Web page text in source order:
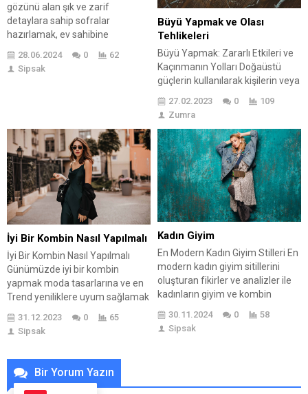
gözünü alan şık ve zarif
detaylara sahip sofralar
hazırlamak, ev sahibine
kazandırır. Hazırlanan
ikramlıkların lezzeti kadar
önemin göstergesidir. Yemek
takımları, kaşık çatal dizilimi,
peçete seçimi ve sofrayı
şekillendiren yağdanlıklar dahi...
28.06.2024 0
62
Sipsak
Büyü Yapmak ve Olası
Tehlikeleri
Büyü Yapmak: Zararlı Etkileri ve
Kaçınmanın Yolları Doğaüstü
güçlerin kullanılarak kişilerin veya
yapılan bir ritüeldir. Genellikle söz,
obje veya sembol kullanılarak
yapılıyor. Büyü yapmak çeşitli
amaçlar için kullanılıyor. Örnek
verecek olursak kişileri kontrol
etmek, hastalıkları iyileştirmek,
şansı arttırmak veya zarar
vermek gibi durumlar. Genellikle
belirli bir inanç...
27.02.2023 0
109
Zumra
İyi Bir Kombin Nasıl Yapılmalı
İyi Bir Kombin Nasıl Yapılmalı
Günümüzde iyi bir kombin
yapmak moda tasarlarına ve en
Trend yeniliklere uyum sağlamak
edilmektedir. Güçlü bir giyim
rehberiniz yoksa siz de
zevklerinize en uyumlu
kombinleri yaparak istediğiniz
31.12.2023 0
65
Sipsak
Kadın Giyim
En Modern Kadın Giyim Stilleri En
modern kadın giyim sitillerini
oluşturan fikirler ve analizler ile
kadınların giyim ve kombin
yapılmaktadır. Modanın kuşağını
takip ederek siz de her bedene
ve vazgeçilmez ürünlere siz de
30.11.2024 0
58
Sipsak
Bir Yorum Yazın